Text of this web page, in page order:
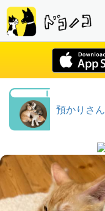
預かりさん